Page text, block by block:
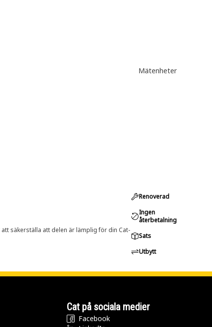
Mätenheter
säkerställa att delen är lämplig för din Cat-
Renoverad
Ingen
återbetalning
Sats
Utbytt
Cat på sociala medier
Facebook